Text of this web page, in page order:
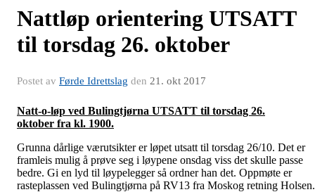
Nattløp orientering UTSATT
til torsdag 26. oktober
Postet av Førde Idrettslag den 21. okt 2017
Natt-o-løp ved Bulingtjørna UTSATT til torsdag 26.
oktober fra kl. 1900.
Grunna dårlige værutsikter er løpet utsatt til torsdag 26/10. Det er
framleis mulig å prøve seg i løypene onsdag viss det skulle passe
bedre. Gi en lyd til løypelegger så ordner han det. Oppmøte er
rasteplassen ved Bulingtjørna på RV13 fra Moskog retning Holsen.